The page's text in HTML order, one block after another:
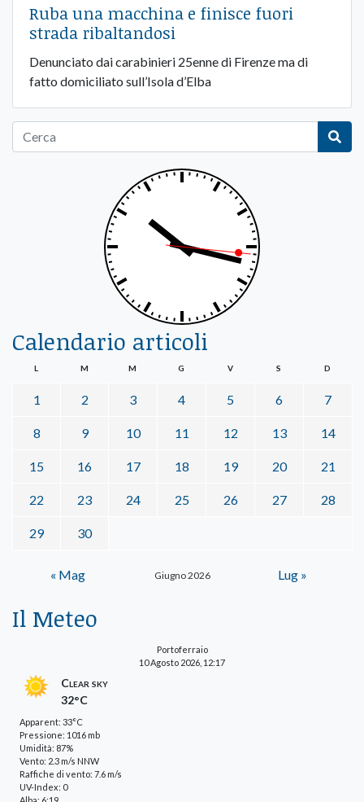
Ruba una macchina e finisce fuori
strada ribaltandosi
Denunciato dai carabinieri 25enne di Firenze ma di
fatto domiciliato sull’Isola d’Elba
Calendario articoli
Giugno 2026
L M M G V S D
1 2 3 4 5 6 7
8 9 10 11 12 13 14
15 16 17 18 19 20 21
22 23 24 25 26 27 28
29 30
« Mag Lug »
Il Meteo
Portoferraio
10 Agosto 2026, 12:17
Clear sky
32°C
Apparent: 33°C
Pressione: 1016 mb
Umidità: 87%
Vento: 2.3 m/s NNW
Raffiche di vento: 7.6 m/s
UV-Index: 0
Alba: 6:19